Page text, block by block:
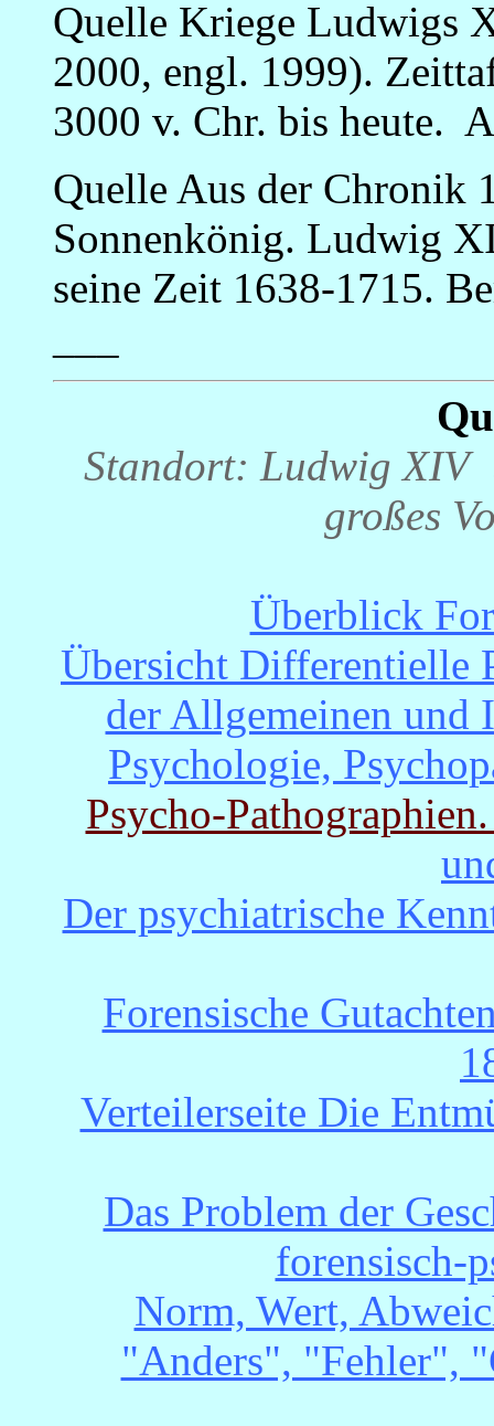
Quelle Kriege Ludwigs
2000, engl. 1999).
3000 v. Chr. bis heute.
Quelle Aus der Chronik
Sonnenkönig. Ludwig
seine Zeit 1638-1715.
Standort: Ludwig XIV
großes
Überblick
Übersicht Differentielle
der Allgemeinen und
Psychologie,
Psycho-
Der psychiatrische
Forensische
Verteilerseite Die
Das Problem der
forensisch-
Norm, Wert,
"Anders", "Fehler",